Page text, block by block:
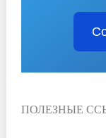
ПОЛЕЗНЫЕ